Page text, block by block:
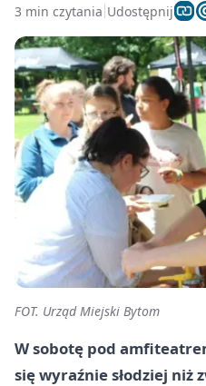
3 min czytania Udostępnij
FOT. Urząd Miejski Bytom
W sobotę pod
się wyraźnie słodziej niż